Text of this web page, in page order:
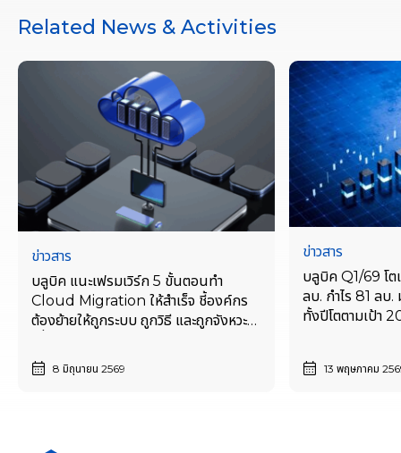
Related News & Activities
ข่าวสาร
บลูบิค แนะเฟรมเวิร์ก 5 ขั้นตอนทำ
Cloud Migration ให้สำเร็จ ชี้องค์กร
ต้องย้ายให้ถูกระบบ ถูกวิธี และถูกจังหวะ
ยั่งยืน
8 มิถุนายน 2569
ข่าวสาร
บลูบิค Q1/69 โต
ลบ. กำไร 81 ลบ
ทั้งปีโตตามเป้า
13 พฤษภาคม